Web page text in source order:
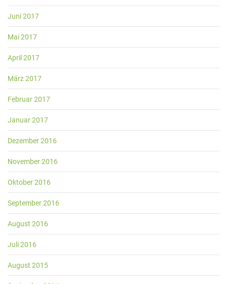
Juni 2017
Mai 2017
April 2017
März 2017
Februar 2017
Januar 2017
Dezember 2016
November 2016
Oktober 2016
September 2016
August 2016
Juli 2016
August 2015